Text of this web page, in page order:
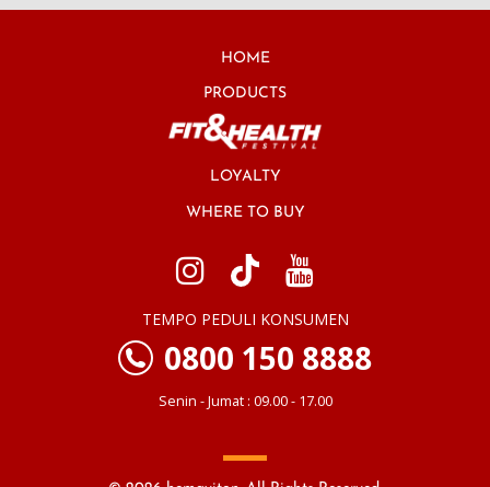
HOME
PRODUCTS
LOYALTY
WHERE TO BUY
TEMPO PEDULI KONSUMEN
0800 150 8888
Senin - Jumat : 09.00 - 17.00